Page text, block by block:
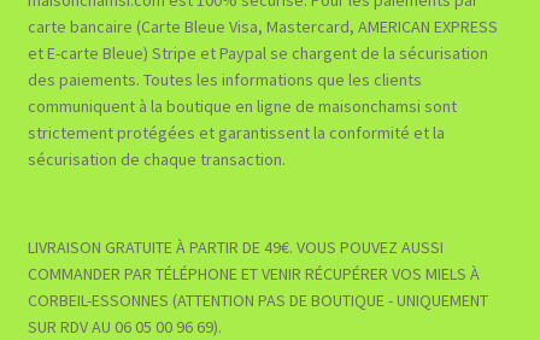
carte bancaire (Carte Bleue Visa, Mastercard, AMERICAN EXPRESS
et E-carte Bleue) Stripe et Paypal se chargent de la sécurisation
des paiements. Toutes les informations que les clients
communiquent à la boutique en ligne de maisonchamsi sont
strictement protégées et garantissent la conformité et la
sécurisation de chaque transaction.
LIVRAISON GRATUITE À PARTIR DE 49€. VOUS POUVEZ AUSSI
COMMANDER PAR TÉLÉPHONE ET VENIR RÉCUPÉRER VOS MIELS À
CORBEIL-ESSONNES (ATTENTION PAS DE BOUTIQUE - UNIQUEMENT
SUR RDV AU 06 05 00 96 69).